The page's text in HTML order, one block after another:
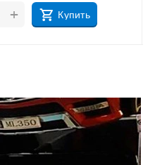
Купить
+